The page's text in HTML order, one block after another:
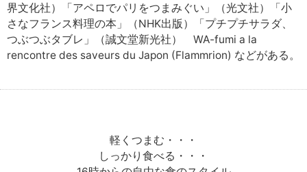
界文化社）「アペロでパリをつまみぐい」（光文社）「小
さなフランス料理の本」（NHK出版）「プチプチサラダ、
つぶつぶタブレ」（誠文堂新光社） WA-fumi a la
rencontre des saveurs du Japon (Flammrion) などがある。
軽くつまむ・・・
しっかり食べる・・・